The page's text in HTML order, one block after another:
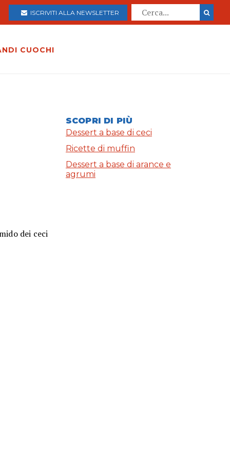
ISCRIVITI ALLA NEWSLETTER
CUOCHI
dei ceci
SCOPRI DI PIÙ
Dessert a base di ceci
Ricette di muffin
Dessert a base di arance e
agrumi